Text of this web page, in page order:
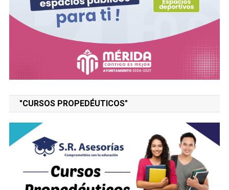
"CURSOS PROPEDÉUTICOS"